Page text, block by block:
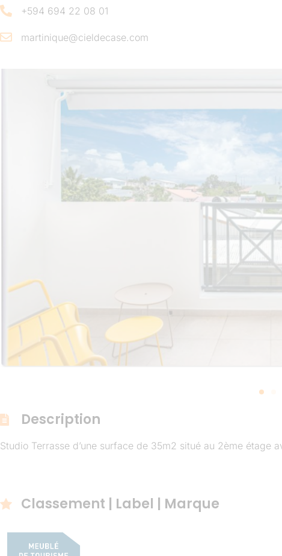
+594 694 22 08 01
martinique@cieldecase.com
Description
Studio Terrasse d’une surface de 35m2 situé au 2ème étage
Classement | Label | Marque